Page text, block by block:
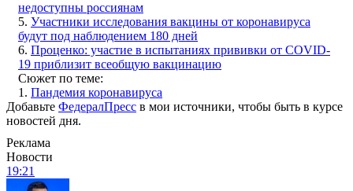
недоступны россиянам
5. Участники исследования вакцины от коронавируса
будут под наблюдением 180 дней
6. Проценко: участие в испытаниях прививки от COVID-
19 приблизит всеобщую вакцинацию
Сюжет по теме:
1. Пандемия коронавируса
Добавьте ФедералПресс в мои источники, чтобы быть в курсе
новостей дня.
Реклама
Новости
19:21